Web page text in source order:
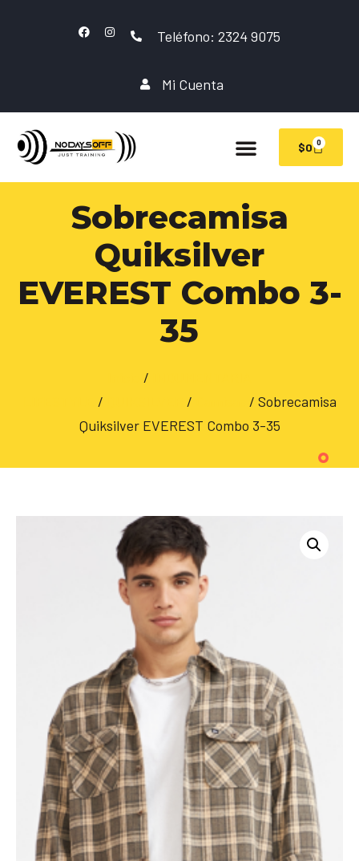
Teléfono: 2324 9075
Mi Cuenta
$0 0
Sobrecamisa
Quiksilver
EVEREST Combo 3-
35
/
/ /
/ Sobrecamisa
Quiksilver EVEREST Combo 3-35